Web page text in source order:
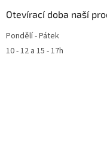
Otevírací doba naší
Pondělí - Pátek
10 - 12 a 15 - 17h